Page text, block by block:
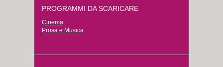
PROGRAMMI DA SCARICARE
Cinema
Prosa e Musica